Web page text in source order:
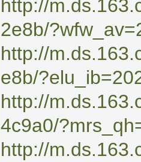
http://
2e8b/
http://
e8b/
http://
4c9a0/
http://